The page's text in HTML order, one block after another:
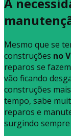
Mesmo que se
construções no
reparos se
vão ficando
construções
tempo, sabe
reparos e
surgindo